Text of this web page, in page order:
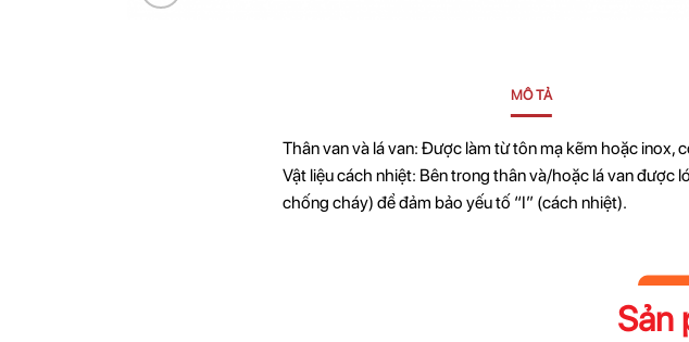
MÔ TẢ
Thân van và lá van: Được làm từ tôn mạ kẽm hoặc inox,
Vật liệu cách nhiệt: Bên trong thân và/hoặc lá van được
chống cháy) để đảm bảo yếu tố “I” (cách nhiệt).
Sản